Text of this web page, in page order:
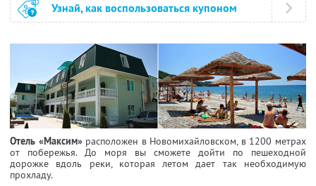
Узнай, как воспользоваться купоном
Отель «Максим»расположен в Новомихайловском, в 1200 метрах
от побережья. До моря вы сможете дойти по пешеходной
дорожке вдоль реки, которая летом дает так необходимую
прохладу.